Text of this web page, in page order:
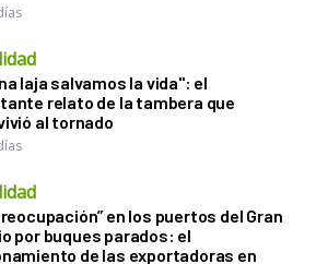
laja salvamos la vida": el
relato de la tambera que
al tornado
en los puertos del Gran
por buques parados: el
de las exportadoras en